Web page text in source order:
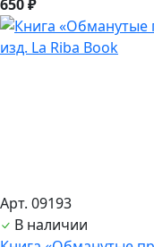
650 ₽
Арт. 09193
В наличии